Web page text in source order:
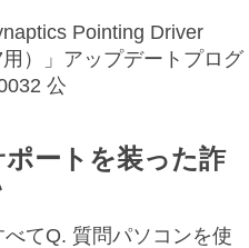
Pointing Driver
）」アップデートプログ
公
ートを装った詐
てQ. 質問パソコンを使